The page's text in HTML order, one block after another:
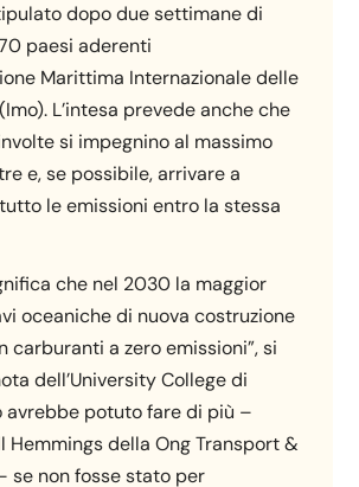
dopo due settimane di
paesi aderenti
Marittima Internazionale delle
L’intesa prevede anche che
si impegnino al massimo
e, se possibile, arrivare a
le emissioni entro la stessa
che nel 2030 la maggior
oceaniche di nuova costruzione
carburanti a zero emissioni”, si
dell’University College di
avrebbe potuto fare di più –
Hemmings della Ong Transport &
se non fosse stato per